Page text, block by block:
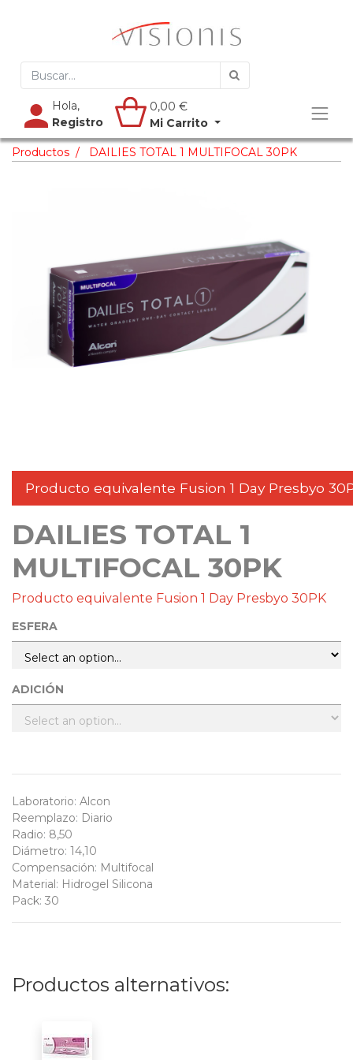
Hola,
Registro
0,00 €
Mi Carrito
Productos DAILIES TOTAL 1 MULTIFOCAL 30PK
Producto equivalente Fusion 1 Day Presbyo
DAILIES TOTAL 1
MULTIFOCAL 30PK
Producto equivalente Fusion 1 Day Presbyo 30PK
ESFERA
ADICIÓN
Laboratorio: Alcon
Reemplazo: Diario
Radio: 8,50
Diámetro: 14,10
Compensación: Multifocal
Material: Hidrogel Silicona
Pack: 30
Productos alternativos: